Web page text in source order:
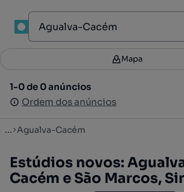
Filtros 3
1-0 de 0 anúncios
Ordem dos anúncios
Mapa
1-0 de 0 anúncios
Ordem dos anúncios
... Agualva-Cacém
Estúdios novos:
Cacém e São Marcos,